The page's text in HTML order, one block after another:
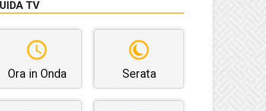
TV
Ora in Onda Serata